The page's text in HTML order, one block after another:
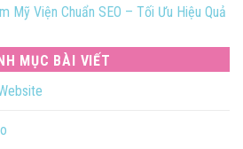
Mỹ Viện Chuẩn SEO – Tối Ưu Hiệu Quả
MỤC BÀI VIẾT